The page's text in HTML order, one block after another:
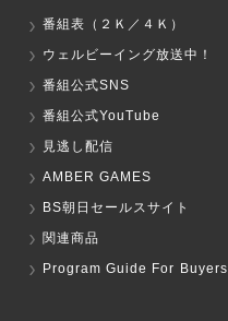
番組表（２Ｋ／４Ｋ）
ウェルビーイング放送中！
番組公式SNS
番組公式YouTube
見逃し配信
AMBER GAMES
BS朝日セールスサイト
関連商品
Program Guide For Buyers